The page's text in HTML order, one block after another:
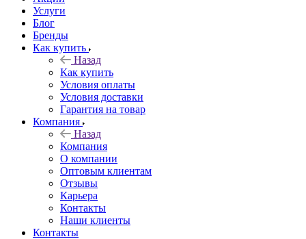
Услуги
Блог
Бренды
Как купить
Назад
Как купить
Условия оплаты
Условия доставки
Гарантия на товар
Компания
Назад
Компания
О компании
Оптовым клиентам
Отзывы
Карьера
Контакты
Наши клиенты
Контакты